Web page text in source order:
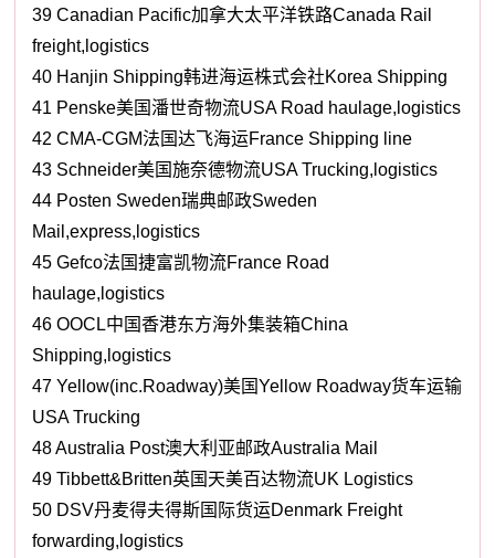
39 Canadian Pacific加拿大太平洋铁路Canada Rail
freight,logistics
40 Hanjin Shipping韩进海运株式会社Korea Shipping
41 Penske美国潘世奇物流USA Road haulage,logistics
42 CMA-CGM法国达飞海运France Shipping line
43 Schneider美国施奈德物流USA Trucking,logistics
44 Posten Sweden瑞典邮政Sweden
Mail,express,logistics
45 Gefco法国捷富凯物流France Road
haulage,logistics
46 OOCL中国香港东方海外集装箱China
Shipping,logistics
47 Yellow(inc.Roadway)美国Yellow Roadway货车运输
USA Trucking
48 Australia Post澳大利亚邮政Australia Mail
49 Tibbett&Britten英国天美百达物流UK Logistics
50 DSV丹麦得夫得斯国际货运Denmark Freight
forwarding,logistics